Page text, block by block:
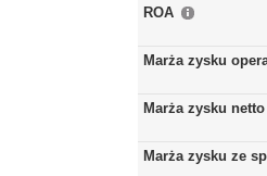
ROA
Marża zysku
Marża zysku netto
Marża zysku ze